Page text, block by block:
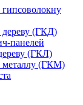
(ГКД)
панелей
(ГКЛ)
металлу (ГКМ)